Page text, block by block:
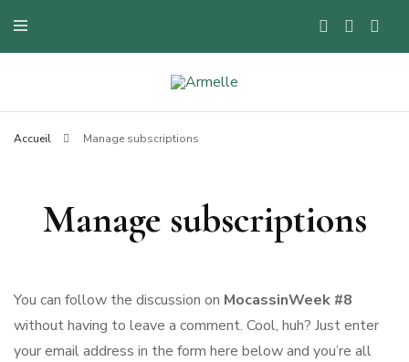
Armelle
Blog mode à Nantes, lifestyle, beauté et bons plans.
Accueil Manage subscriptions
Manage subscriptions
You can follow the discussion on MocassinWeek #8
without having to leave a comment. Cool, huh? Just enter
your email address in the form here below and you’re all